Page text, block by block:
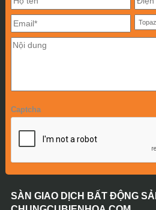
Captcha
SÀN GIAO DỊCH BẤT ĐỘNG